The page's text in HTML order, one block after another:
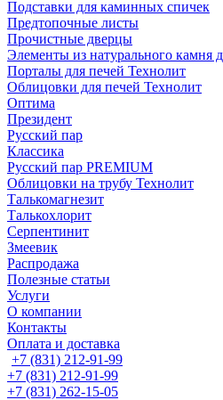
Подставки для каминных спичек
Предтопочные листы
Прочистные дверцы
Элементы из натурального камня
Порталы для печей Технолит
Облицовки для печей Технолит
Оптима
Президент
Русский пар
Классика
Русский пар PREMIUM
Облицовки на трубу Технолит
Талькомагнезит
Талькохлорит
Серпентинит
Змеевик
Распродажа
Полезные статьи
Услуги
О компании
Контакты
Оплата и доставка
+7 (831) 212-91-99
+7 (831) 212-91-99
+7 (831) 262-15-05